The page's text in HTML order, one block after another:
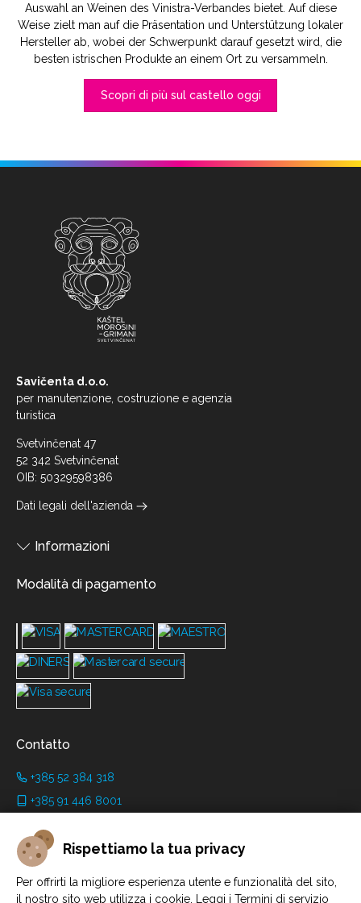
Rispettiamo la tua privacy
Per offrirti la migliore esperienza utente e funzionalità del sito,
il nostro sito web utilizza i cookie. Leggi i Termini di servizio
Auswahl an Weinen des Vinistra-Verbandes bietet. Auf diese
Weise zielt man auf die Präsentation und Unterstützung lokaler
Hersteller ab, wobei der Schwerpunkt darauf gesetzt wird, die
besten istrischen Produkte an einem Ort zu versammeln.
Scopri di più sul castello oggi
Savičenta d.o.o.
per manutenzione, costruzione e agenzia
turistica
Svetvinčenat 47
52 342 Svetvinčenat
OIB: 50329598386
Dati legali dell'azienda
Informazioni
Modalità di pagamento
Contatto
+385 52 384 318
+385 91 446 8001
Orari di lavoro:
A seconda della stagione. Vedi alla paginaOrario di apertura.